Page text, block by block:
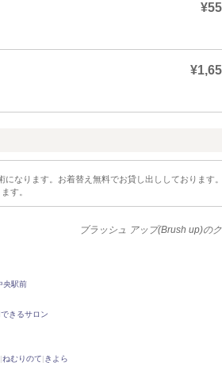
なります。お着替え無料でお貸し出ししております
す。
ブラッシュ アップ(Brush up)の
央駅前
きるサロン
|ねむりのて| きよら